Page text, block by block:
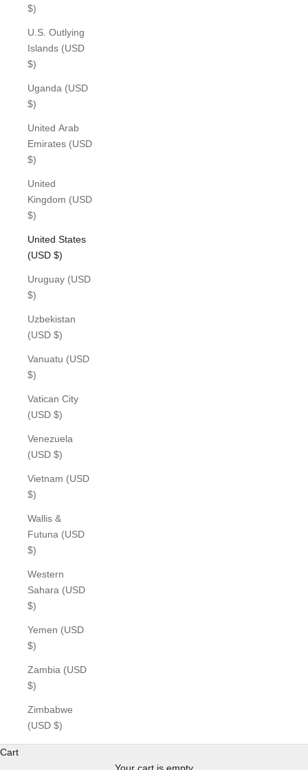
$)
U.S. Outlying
Islands (USD
$)
Uganda (USD
$)
United Arab
Emirates (USD
$)
United
Kingdom (USD
$)
United States
(USD $)
Uruguay (USD
$)
Uzbekistan
(USD $)
Vanuatu (USD
$)
Vatican City
(USD $)
Venezuela
(USD $)
Vietnam (USD
$)
Wallis &
Futuna (USD
$)
Western
Sahara (USD
$)
Yemen (USD
$)
Zambia (USD
$)
Zimbabwe
(USD $)
Cart
Your cart is empty